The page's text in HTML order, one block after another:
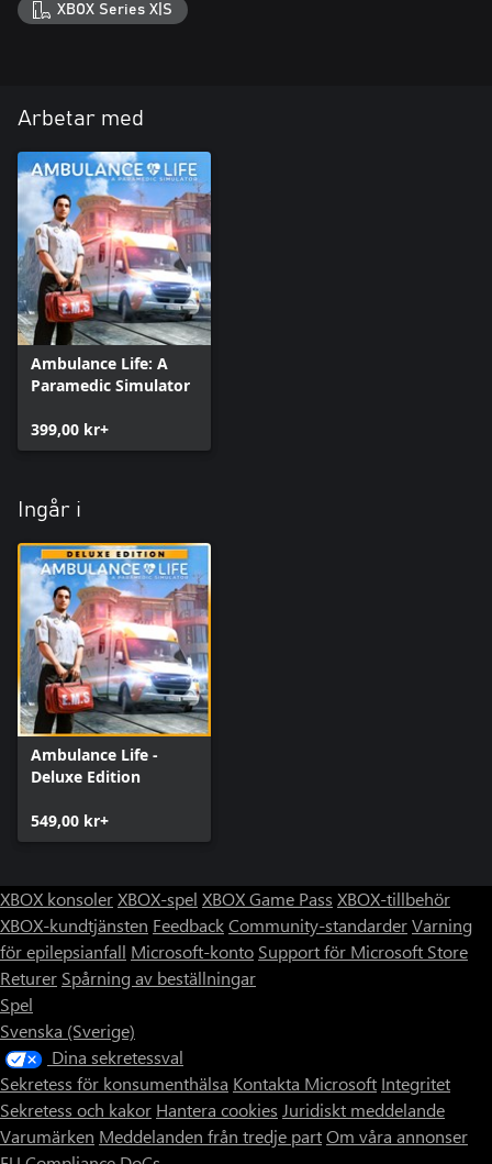
XBOX Series X|S
Arbetar med
Ambulance Life: A
Paramedic Simulator
399,00 kr+
Ingår i
Ambulance Life -
Deluxe Edition
549,00 kr+
XBOX konsolerXBOX-spel XBOX Game Pass XBOX-tillbehör
XBOX-kundtjänsten FeedbackCommunity-standarderVarning
för epilepsianfall Microsoft-konto Support för Microsoft Store
Returer Spårning av beställningar
Spel
Svenska (Sverige)
Dina sekretessval
Sekretess för konsumenthälsa Kontakta Microsoft Integritet
Sekretess och kakor Hantera cookies Juridiskt meddelande
Varumärken Meddelanden från tredje partOm våra annonser